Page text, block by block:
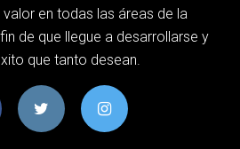
en todas las áreas de la
de que llegue a desarrollarse y
que tanto desean.